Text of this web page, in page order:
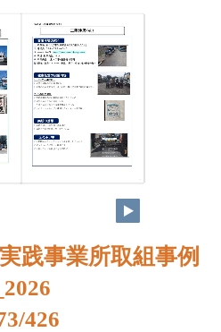
践事業所取組事例
_2026
426